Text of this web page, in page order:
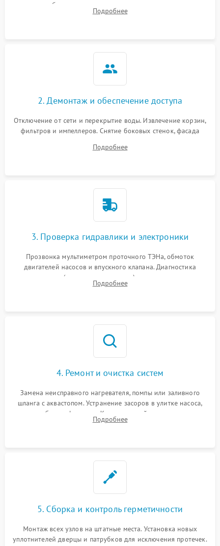
жалоб на отсутствие слива, нагрева, вращения
разбрызгивателей или срабатывание системы защиты
Подробнее
2. Демонтаж и обеспечение доступа
Отключение от сети и перекрытие воды. Извлечение корзин,
фильтров и импеллеров. Снятие боковых стенок, фасада
циркуляционному насосу, ТЭНу и сливной помпе.
Подробнее
3. Проверка гидравлики и электроники
Прозвонка мультиметром проточного ТЭНа, обмоток
двигателей насосов и впускного клапана. Диагностика
прессостата (датчика уровня воды), датчика мутности,
концевика дверцы и электронного модуля управления.
Подробнее
4. Ремонт и очистка систем
Замена неисправного нагревателя, помпы или заливного
шланга с аквастопом. Устранение засоров в улитке насоса,
патрубках и фильтрах. Компонентный ремонт платы
управления, восстановление поврежденной проводки.
Подробнее
5. Сборка и контроль герметичности
Монтаж всех узлов на штатные места. Установка новых
уплотнителей дверцы и патрубков для исключения протечек.